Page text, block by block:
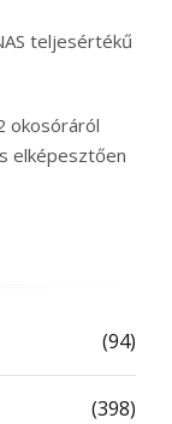
teljesértékű
okosóráról
elképesztően
(94)
(398)